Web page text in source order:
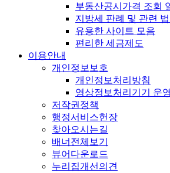
부동산공시가격 조회
지방세 판례 및 관련
유용한 사이트 모음
편리한 세금제도
이용안내
개인정보보호
개인정보처리방침
영상정보처리기기 운
저작권정책
행정서비스헌장
찾아오시는길
배너전체보기
뷰어다운로드
누리집개선의견